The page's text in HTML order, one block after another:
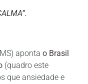
aponta o Brasil
(quadro este
que ansiedade e